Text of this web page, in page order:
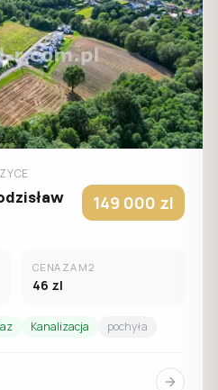
149 000 zl
CENA ZA M2
46 zl
Kanalizacja pochyła